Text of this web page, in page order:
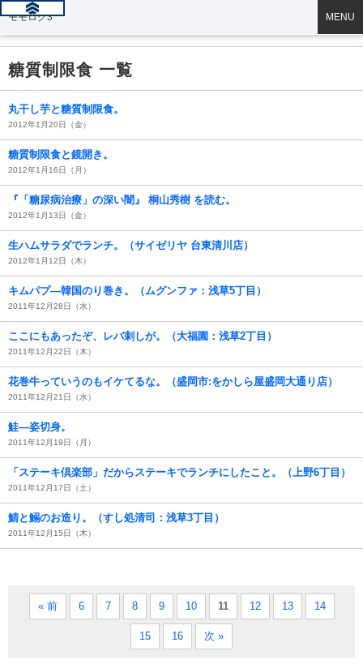
モモログ3 MENU
糖質制限食 一覧
丸干し芋と糖質制限食。
2012年1月20日（金）
糖質制限食と鏡開き。
2012年1月16日（月）
『「糖尿病治療」の深い闇』 桐山秀樹 を読む。
2012年1月13日（金）
生ハムサラダでランチ。（サイゼリヤ 台東清川店）
2012年1月12日（木）
キムパプ―韓国のり巻き。（ムグンファ：浅草5丁目）
2011年12月28日（水）
ここにもあったぞ、レバ刺しが。（大福園：浅草2丁目）
2011年12月22日（木）
花巻牛っていうのもイケてるな。（盛岡市:をかしら屋盛岡大通り店）
2011年12月21日（水）
鮭―姿切身。
2011年12月19日（月）
「ステーキ倶楽部」だからステーキでランチにしたこと。（上野6丁目）
2011年12月17日（土）
鯖と鰯のお造り。（すし処清司：浅草3丁目）
2011年12月15日（木）
« 前 6 7 8 9 10 11 12 13 14
15 16 次 »